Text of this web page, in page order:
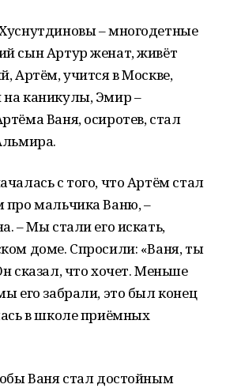
– многодетные
сын Артур женат, живёт
Артём, учится в Москве,
каникулы, Эмир –
Ваня, осиротев, стал
с того, что Артём стал
про мальчика Ваню, –
– Мы стали его искать,
доме. Спросили: «Ваня, ты
сказал, что хочет. Меньше
его забрали, это был конец
в школе приёмных
Ваня стал достойным